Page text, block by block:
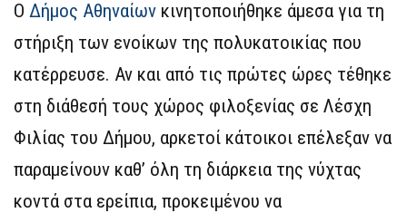
Ο Δήμος Αθηναίων κινητοποιήθηκε άμεσα για τη
στήριξη των ενοίκων της πολυκατοικίας που
κατέρρευσε. Αν και από τις πρώτες ώρες τέθηκε
στη διάθεσή τους χώρος φιλοξενίας σε Λέσχη
Φιλίας του Δήμου, αρκετοί κάτοικοι επέλεξαν να
παραμείνουν καθ’ όλη τη διάρκεια της νύχτας
κοντά στα ερείπια, προκειμένου να